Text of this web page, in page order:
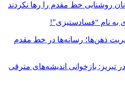
به نام “فسادستیزی”!
ذهن‌ها؛ رسانه‌ها در خط مقدم
بازخوانی اندیشه‌های مترقی